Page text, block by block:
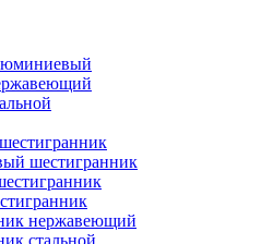
шестигранник
нержавеющий
стальной